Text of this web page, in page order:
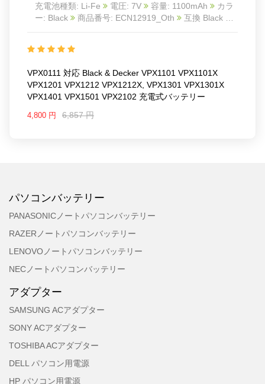
充電池種類: Li-Fe
電圧: 7V 容量: 1100mAh
カラ
ー: Black
商品番号: ECN12919_Oth
互換 Black &
VPX2102
VPX1101
VPX1101X
VPX1201
VPX1212
VPX0111 対応 Black & Decker VPX1101 VPX1101X
VPX1201 VPX1212 VPX1212X, VPX1301 VPX1301X
VPX1401 VPX1501 VPX2102 充電式バッテリー
4,800 円 6,857 円
パソコンバッテリー
PANASONICノートパソコンバッテリー
RAZERノートパソコンバッテリー
LENOVOノートパソコンバッテリー
NECノートパソコンバッテリー
アダプター
SAMSUNG ACアダプター
SONY ACアダプター
TOSHIBA ACアダプター
DELL パソコン用電源
HP パソコン用電源